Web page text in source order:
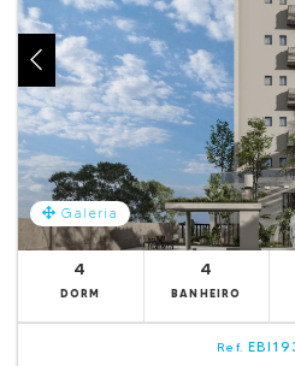
Galeria
4
DORM
4
BANHEIRO
Ref.